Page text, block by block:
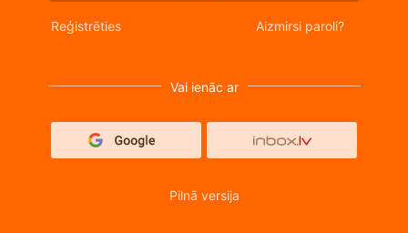
Reģistrēties Aizmirsi paroli?
Vai ienāc ar
Pilnā versija